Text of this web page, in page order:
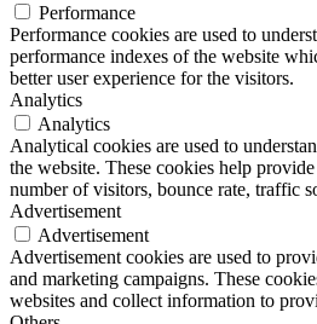
Performance
Performance cookies are used to
performance indexes of the website
better user experience for the visitors.
Analytics
Analytics
Analytical cookies are used to
the website. These cookies help
number of visitors, bounce rate, traffic
Advertisement
Advertisement
Advertisement cookies are used to
and marketing campaigns. These
websites and collect information to